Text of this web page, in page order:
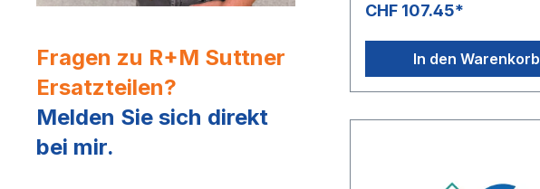
Fragen zu R+M Suttner
Ersatzteilen?
Melden Sie sich direkt
bei mir.
CHF 107.45*
In den Warenkorb